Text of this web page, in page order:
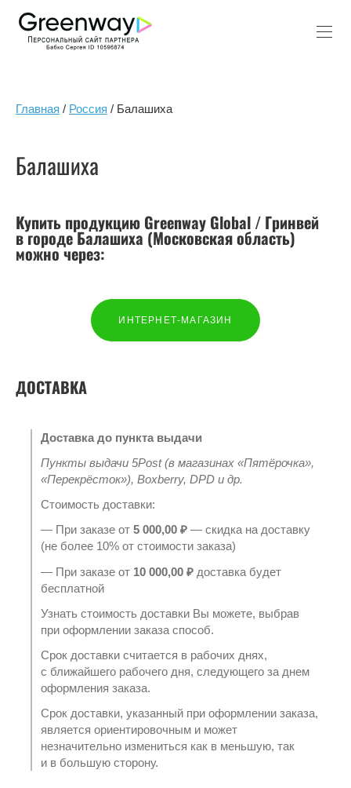
Главная / Россия / Балашиха
Балашиха
Купить продукцию Greenway Global / Гринвей
в городе Балашиха (Московская область)
можно через:
ИНТЕРНЕТ-МАГАЗИН
ДОСТАВКА
Доставка до пункта выдачи
Пункты выдачи 5Post (в магазинах «Пятёрочка»,
«Перекрёсток»), Boxberry, DPD и др.
Стоимость доставки:
— При заказе от 5 000,00 ₽ — скидка на доставку
(не более 10% от стоимости заказа)
— При заказе от 10 000,00 ₽ доставка будет
бесплатной
Узнать стоимость доставки Вы можете, выбрав
при оформлении заказа способ.
Срок доставки считается в рабочих днях,
с ближайшего рабочего дня, следующего за днем
оформления заказа.
Срок доставки, указанный при оформлении заказа,
является ориентировочным и может
незначительно измениться как в меньшую, так
и в большую сторону.